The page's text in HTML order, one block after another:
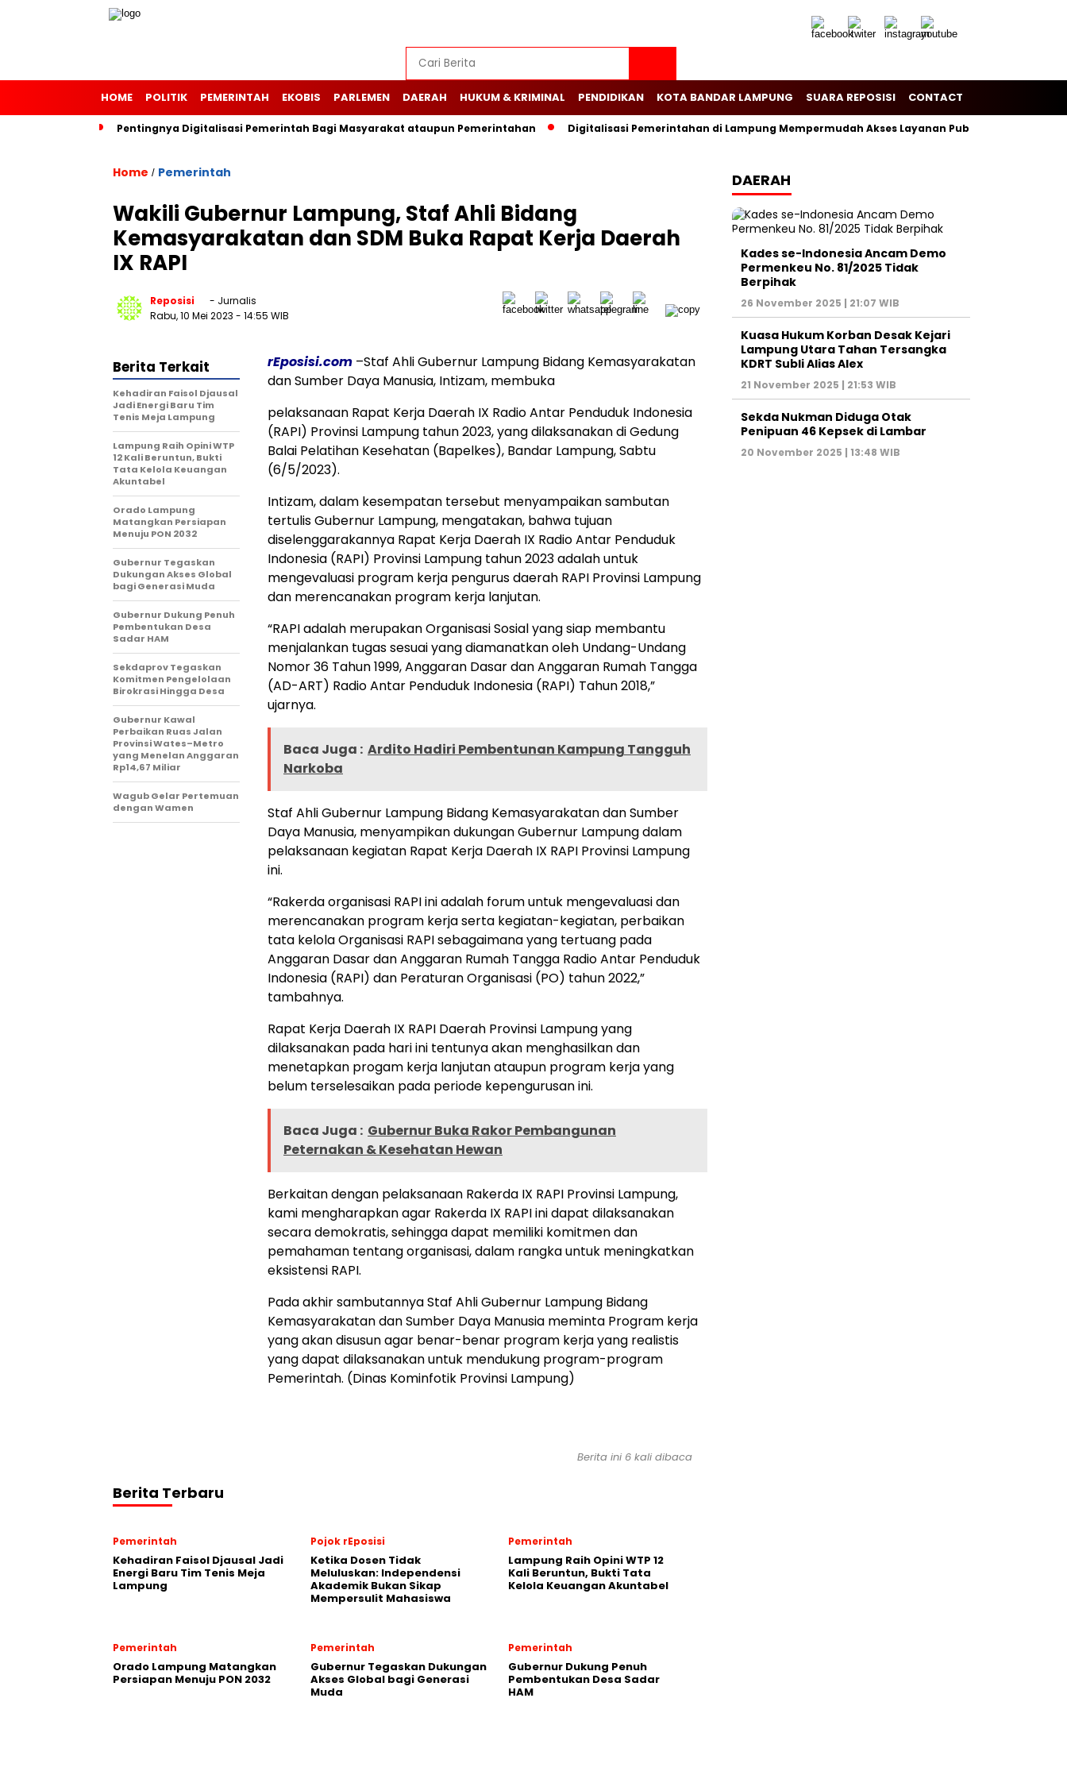
HOME POLITIK PEMERINTAH EKOBIS PARLEMEN DAERAH HUKUM & KRIMINAL PENDIDIKAN KOTA BANDAR LAMPUNG SUARA REPOSISI CONTACT
Pentingnya Digitalisasi Pemerintah Bagi Masyarakat ataupun Pemerintahan Digitalisasi Pemerintahan di Lampung Mempermudah Akses Layanan Publik
Home / Pemerintah
Wakili Gubernur Lampung, Staf Ahli Bidang
Kemasyarakatan dan SDM Buka Rapat Kerja Daerah
IX RAPI
Reposisi
- Jurnalis
Rabu, 10 Mei 2023 - 14:55 WIB
rEposisi.com –Staf Ahli Gubernur Lampung Bidang Kemasyarakatan
dan Sumber Daya Manusia, Intizam, membuka
pelaksanaan Rapat Kerja Daerah IX Radio Antar Penduduk Indonesia
(RAPI) Provinsi Lampung tahun 2023, yang dilaksanakan di Gedung
Balai Pelatihan Kesehatan (Bapelkes), Bandar Lampung, Sabtu
(6/5/2023).
Intizam, dalam kesempatan tersebut menyampaikan sambutan
tertulis Gubernur Lampung, mengatakan, bahwa tujuan
diselenggarakannya Rapat Kerja Daerah IX Radio Antar Penduduk
Indonesia (RAPI) Provinsi Lampung tahun 2023 adalah untuk
mengevaluasi program kerja pengurus daerah RAPI Provinsi Lampung
dan merencanakan program kerja lanjutan.
“RAPI adalah merupakan Organisasi Sosial yang siap membantu
menjalankan tugas sesuai yang diamanatkan oleh Undang-Undang
Nomor 36 Tahun 1999, Anggaran Dasar dan Anggaran Rumah Tangga
(AD-ART) Radio Antar Penduduk Indonesia (RAPI) Tahun 2018,”
ujarnya.
Baca Juga : Ardito Hadiri Pembentunan Kampung Tangguh
Narkoba
Staf Ahli Gubernur Lampung Bidang Kemasyarakatan dan Sumber
Daya Manusia, menyampikan dukungan Gubernur Lampung dalam
pelaksanaan kegiatan Rapat Kerja Daerah IX RAPI Provinsi Lampung
ini.
“Rakerda organisasi RAPI ini adalah forum untuk mengevaluasi dan
merencanakan program kerja serta kegiatan-kegiatan, perbaikan
tata kelola Organisasi RAPI sebagaimana yang tertuang pada
Anggaran Dasar dan Anggaran Rumah Tangga Radio Antar Penduduk
Indonesia (RAPI) dan Peraturan Organisasi (PO) tahun 2022,”
tambahnya.
Rapat Kerja Daerah IX RAPI Daerah Provinsi Lampung yang
dilaksanakan pada hari ini tentunya akan menghasilkan dan
menetapkan progam kerja lanjutan ataupun program kerja yang
belum terselesaikan pada periode kepengurusan ini.
Baca Juga : Gubernur Buka Rakor Pembangunan
Peternakan & Kesehatan Hewan
Berkaitan dengan pelaksanaan Rakerda IX RAPI Provinsi Lampung,
kami mengharapkan agar Rakerda IX RAPI ini dapat dilaksanakan
secara demokratis, sehingga dapat memiliki komitmen dan
pemahaman tentang organisasi, dalam rangka untuk meningkatkan
eksistensi RAPI.
Pada akhir sambutannya Staf Ahli Gubernur Lampung Bidang
Kemasyarakatan dan Sumber Daya Manusia meminta Program kerja
yang akan disusun agar benar-benar program kerja yang realistis
yang dapat dilaksanakan untuk mendukung program-program
Pemerintah. (Dinas Kominfotik Provinsi Lampung)
Berita Terkait
Kehadiran Faisol Djausal
Jadi Energi Baru Tim
Tenis Meja Lampung
Lampung Raih Opini WTP
12 Kali Beruntun, Bukti
Tata Kelola Keuangan
Akuntabel
Orado Lampung
Matangkan Persiapan
Menuju PON 2032
Gubernur Tegaskan
Dukungan Akses Global
bagi Generasi Muda
Gubernur Dukung Penuh
Pembentukan Desa
Sadar HAM
Sekdaprov Tegaskan
Komitmen Pengelolaan
Birokrasi Hingga Desa
Gubernur Kawal
Perbaikan Ruas Jalan
Provinsi Wates–Metro
yang Menelan Anggaran
Rp14,67 Miliar
Wagub Gelar Pertemuan
dengan Wamen
Berita ini 6 kali dibaca
Berita Terbaru
Pemerintah
Kehadiran Faisol Djausal Jadi
Energi Baru Tim Tenis Meja
Lampung
Pojok rEposisi
Ketika Dosen Tidak
Meluluskan: Independensi
Akademik Bukan Sikap
Mempersulit Mahasiswa
Pemerintah
Lampung Raih Opini WTP 12
Kali Beruntun, Bukti Tata
Kelola Keuangan Akuntabel
Pemerintah
Orado Lampung Matangkan
Persiapan Menuju PON 2032
Pemerintah
Gubernur Tegaskan Dukungan
Akses Global bagi Generasi
Muda
Pemerintah
Gubernur Dukung Penuh
Pembentukan Desa Sadar
HAM
DAERAH
Kades se-Indonesia Ancam Demo
Permenkeu No. 81/2025 Tidak
Berpihak
26 November 2025 | 21:07 WIB
Kuasa Hukum Korban Desak Kejari
Lampung Utara Tahan Tersangka
KDRT Subli Alias Alex
21 November 2025 | 21:53 WIB
Sekda Nukman Diduga Otak
Penipuan 46 Kepsek di Lambar
20 November 2025 | 13:48 WIB